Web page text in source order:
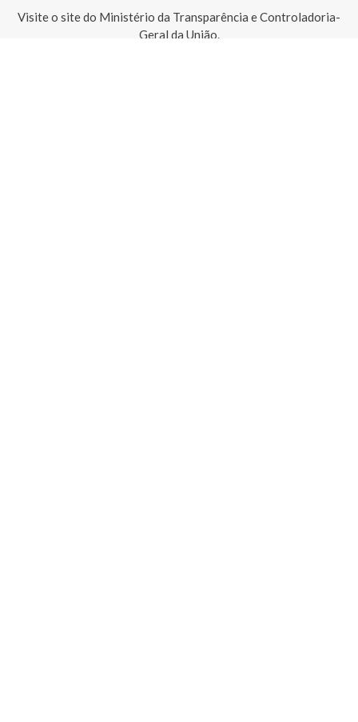
Visite o site do Ministério da Transparência e Controladoria-
Geral da União.